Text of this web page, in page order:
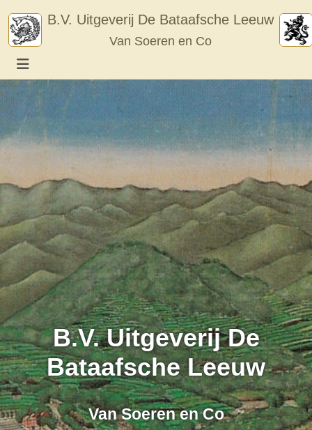
content
B.V. Uitgeverij De Bataafsche Leeuw
Van Soeren en Co
B.V. Uitgeverij De
Bataafsche Leeuw
Van Soeren en Co